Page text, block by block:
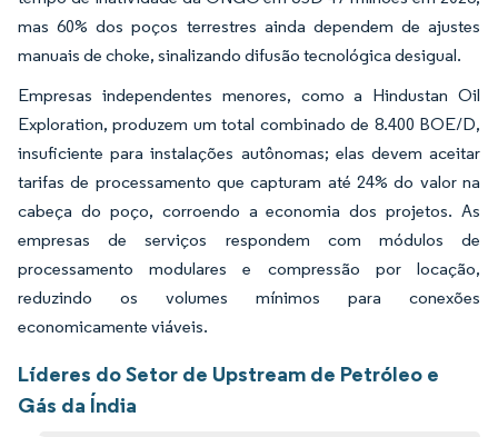
mas 60% dos poços terrestres ainda dependem de ajustes
manuais de choke, sinalizando difusão tecnológica desigual.
Empresas independentes menores, como a Hindustan Oil
Exploration, produzem um total combinado de 8.400 BOE/D,
insuficiente para instalações autônomas; elas devem aceitar
tarifas de processamento que capturam até 24% do valor na
cabeça do poço, corroendo a economia dos projetos. As
empresas de serviços respondem com módulos de
processamento modulares e compressão por locação,
reduzindo os volumes mínimos para conexões
economicamente viáveis.
Líderes do Setor de Upstream de Petróleo e
Gás da Índia